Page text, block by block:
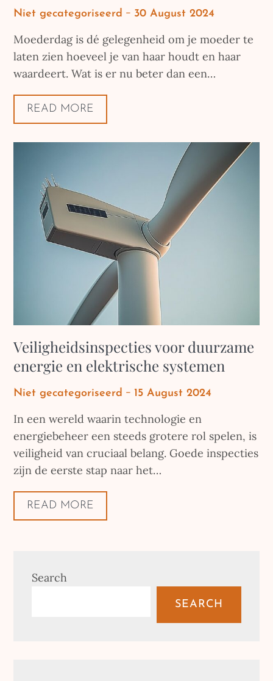
Niet gecategoriseerd
Posted
30 August 2024
Moederdag is dé gelegenheid om je moeder te
laten zien hoeveel je van haar houdt en haar
waardeert. Wat is er nu beter dan een…
READ MORE
Veiligheidsinspecties voor duurzame
energie en elektrische systemen
Niet gecategoriseerd
Posted
15 August 2024
In een wereld waarin technologie en
energiebeheer een steeds grotere rol spelen, is
veiligheid van cruciaal belang. Goede inspecties
zijn de eerste stap naar het…
READ MORE
Search
SEARCH